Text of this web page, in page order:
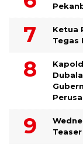
Ketua
Tegas